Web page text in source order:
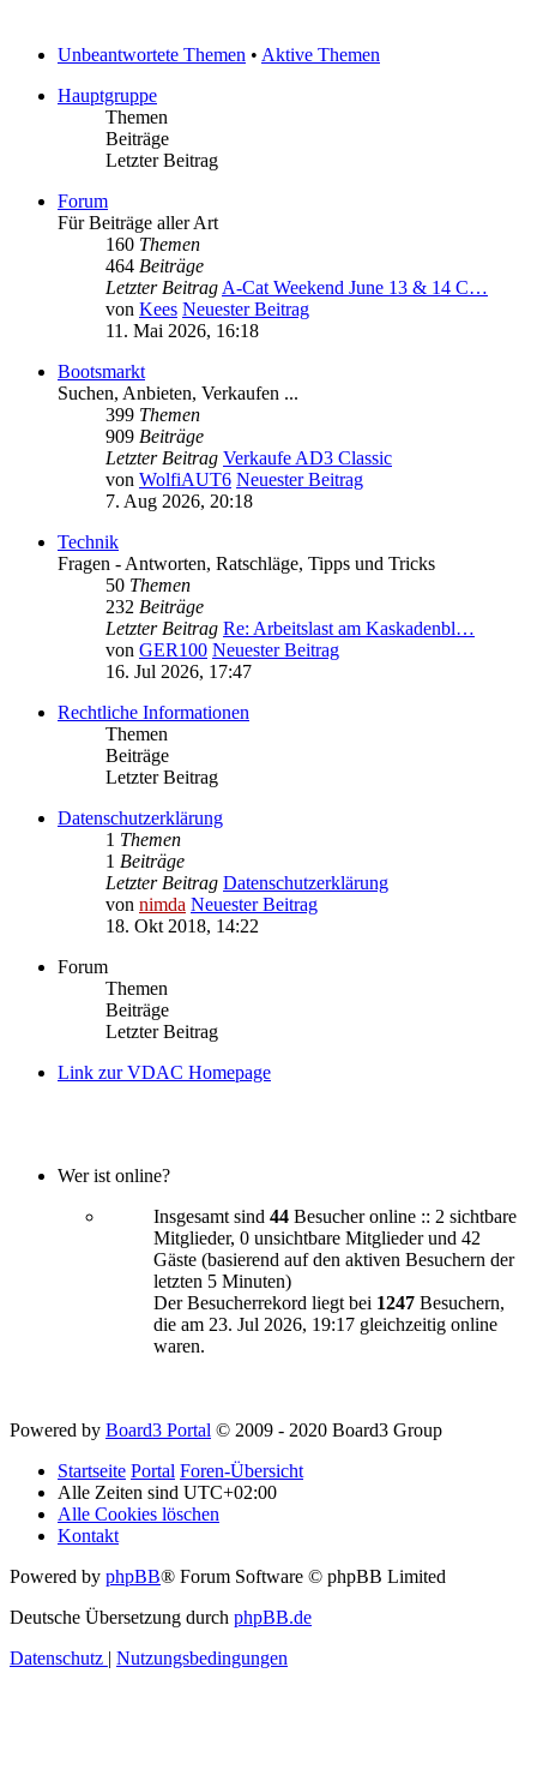
Unbeantwortete Themen • Aktive Themen
Hauptgruppe
Themen
Beiträge
Letzter Beitrag
Forum
Für Beiträge aller Art
160 Themen
464 Beiträge
Letzter BeitragA-Cat Weekend June 13 & 14 C…
von Kees Neuester Beitrag
11. Mai 2026, 16:18
Bootsmarkt
Suchen, Anbieten, Verkaufen ...
399 Themen
909 Beiträge
Letzter Beitrag Verkaufe AD3 Classic
von WolfiAUT6 Neuester Beitrag
7. Aug 2026, 20:18
Technik
Fragen - Antworten, Ratschläge, Tipps und Tricks
50 Themen
232 Beiträge
Letzter Beitrag Re: Arbeitslast am Kaskadenbl…
von GER100 Neuester Beitrag
16. Jul 2026, 17:47
Rechtliche Informationen
Themen
Beiträge
Letzter Beitrag
Datenschutzerklärung
1 Themen
1 Beiträge
Letzter Beitrag Datenschutzerklärung
von nimda Neuester Beitrag
18. Okt 2018, 14:22
Forum
Themen
Beiträge
Letzter Beitrag
Link zur VDAC Homepage
Wer ist online?
Insgesamt sind 44 Besucher online :: 2 sichtbare
Mitglieder, 0 unsichtbare Mitglieder und 42
Gäste (basierend auf den aktiven Besuchern der
letzten 5 Minuten)
Der Besucherrekord liegt bei 1247 Besuchern,
die am 23. Jul 2026, 19:17 gleichzeitig online
waren.
Powered by Board3 Portal © 2009 - 2020 Board3 Group
Startseite Portal Foren-Übersicht
Alle Zeiten sind UTC+02:00
Alle Cookies löschen
Kontakt
Powered by phpBB® Forum Software © phpBB Limited
Deutsche Übersetzung durch phpBB.de
Datenschutz
Nutzungsbedingungen